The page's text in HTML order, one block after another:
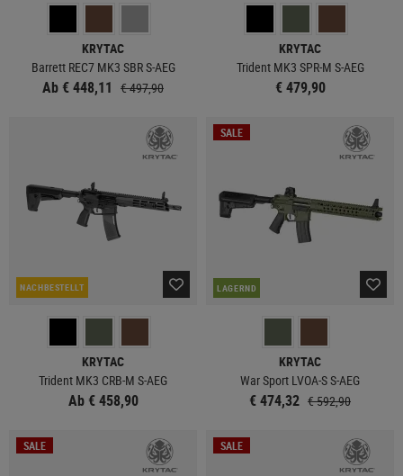
KRYTAC
Barrett REC7 MK3 SBR S-AEG
Ab € 448,11 € 497,90
KRYTAC
Trident MK3 SPR-M S-AEG
€ 479,90
NACHBESTELLT
KRYTAC
Trident MK3 CRB-M S-AEG
Ab € 458,90
SALE
LAGERND
KRYTAC
War Sport LVOA-S S-AEG
€ 474,32 € 592,90
SALE SALE